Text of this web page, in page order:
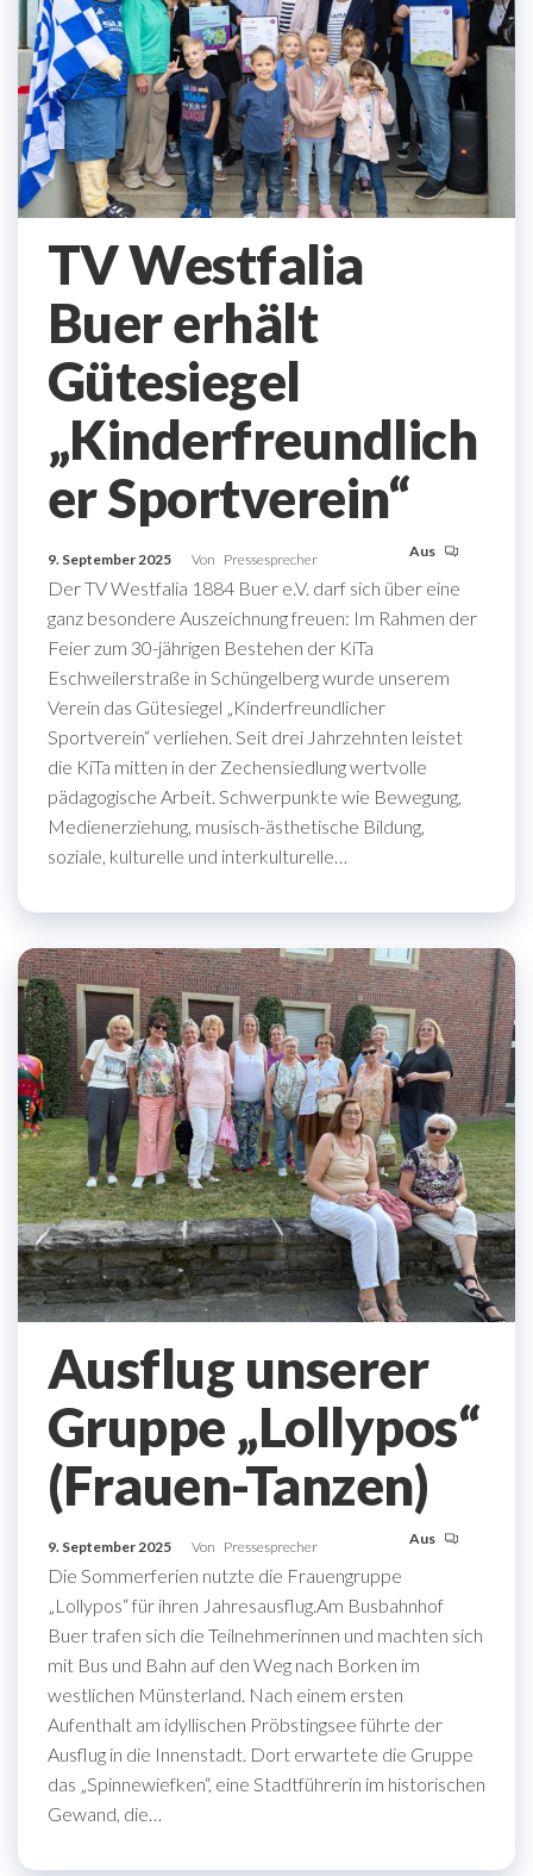
TV Westfalia
Buer erhält
Gütesiegel
„Kinderfreundlich
er Sportverein“
9. September 2025 Von Pressesprecher Aus
Der TV Westfalia 1884 Buer e.V. darf sich über eine
ganz besondere Auszeichnung freuen: Im Rahmen der
Feier zum 30-jährigen Bestehen der KiTa
Eschweilerstraße in Schüngelberg wurde unserem
Verein das Gütesiegel „Kinderfreundlicher
Sportverein“ verliehen. Seit drei Jahrzehnten leistet
die KiTa mitten in der Zechensiedlung wertvolle
pädagogische Arbeit. Schwerpunkte wie Bewegung,
Medienerziehung, musisch-ästhetische Bildung,
soziale, kulturelle und interkulturelle…
Ausflug unserer
Gruppe „Lollypos“
(Frauen-Tanzen)
9. September 2025 Von Pressesprecher Aus
Die Sommerferien nutzte die Frauengruppe
„Lollypos“ für ihren Jahresausflug.Am Busbahnhof
Buer trafen sich die Teilnehmerinnen und machten sich
mit Bus und Bahn auf den Weg nach Borken im
westlichen Münsterland. Nach einem ersten
Aufenthalt am idyllischen Pröbstingsee führte der
Ausflug in die Innenstadt. Dort erwartete die Gruppe
das „Spinnewiefken“, eine Stadtführerin im historischen
Gewand, die…